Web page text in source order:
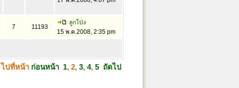
7 11193
ลูกโป่ง
15 พ.ค.2008, 2:35 pm
ไปที่หน้า ก่อนหน้า 1, 2, 3, 4, 5 ถัดไป